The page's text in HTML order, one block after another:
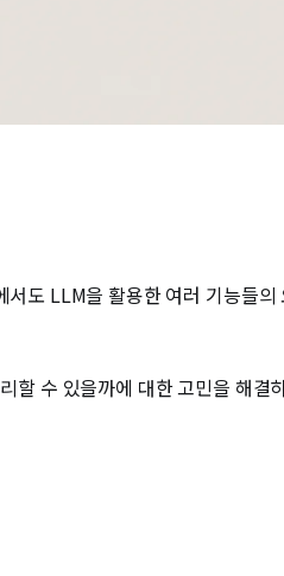
도 LLM을 활용한 여러 기능들
할 수 있을까에 대한 고민을 해